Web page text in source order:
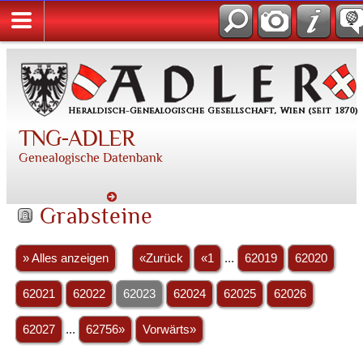
TNG-ADLER
Genealogische Datenbank
Grabsteine
» Alles anzeigen «Zurück «1 ... 62019 62020
62021 62022 62023 62024 62025 62026
62027 ... 62756» Vorwärts»